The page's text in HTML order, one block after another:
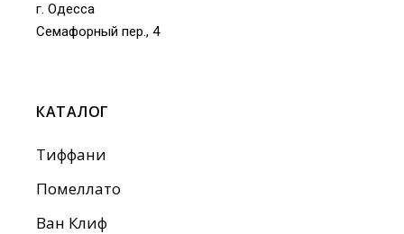
г. Одесса
Семафорный пер., 4
КАТАЛОГ
Тиффани
Помеллато
Ван Клиф